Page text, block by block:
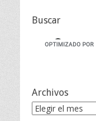
Buscar
Archivos
Archivos